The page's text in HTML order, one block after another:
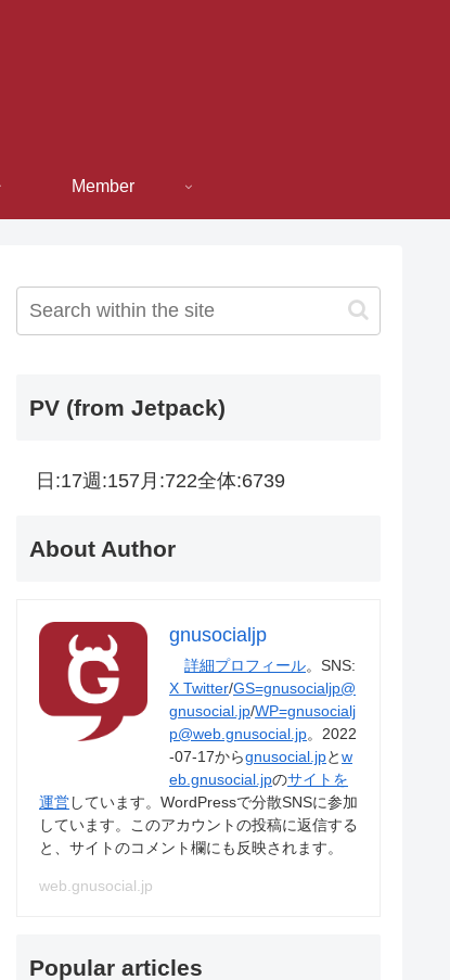
Member
PV (from Jetpack)
日:17週:157 月:722全体:6739
About Author
gnusocialjp
詳細プロフィール。SNS:
X Twitter/GS=gnusocialjp@
gnusocial.jp/WP=gnusocialj
p@web.gnusocial.jp。2022
-07-17からgnusocial.jpとw
eb.gnusocial.jpのサイトを
運営しています。WordPressで分散SNSに参加
しています。このアカウントの投稿に返信する
と、サイトのコメント欄にも反映されます。
web.gnusocial.jp
Popular articles